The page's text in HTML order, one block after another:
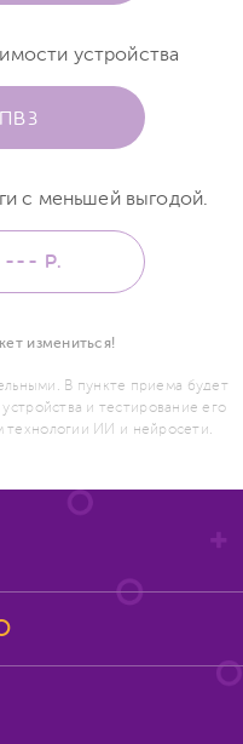
устройства
с меньшей выгодой.
--- Р.
измениться!
В пункте приема будет
и тестирование его
технологии ИИ и нейросети.